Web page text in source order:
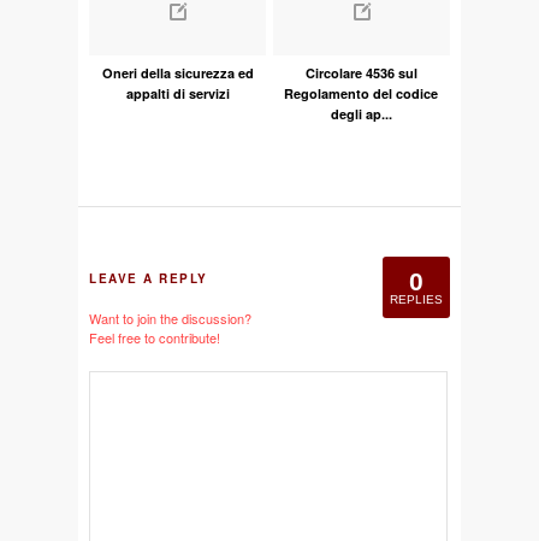
Oneri della sicurezza ed
appalti di servizi
Circolare 4536 sul
Regolamento del codice
degli ap...
0
REPLIES
LEAVE A REPLY
Want to join the discussion?
Feel free to contribute!